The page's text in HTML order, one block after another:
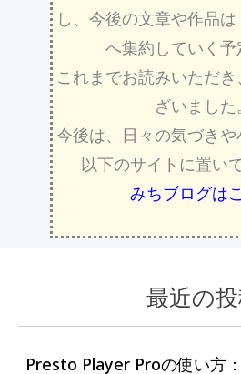
し、今後の文章や作品は
へ集約していく予
これまでお読みいただ
ざいました。
今後は、日々の気づきや
以下のサイトに置い
みちブログは
最近の
Presto Player Proの使い方
去
テ